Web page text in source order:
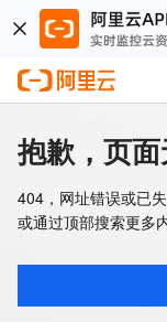
抱歉，页
404，网址错误或已
或通过顶部搜索更多